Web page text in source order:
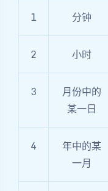
1 分钟
2 小时
3
月份中的
某一日
4
年中的某
一月